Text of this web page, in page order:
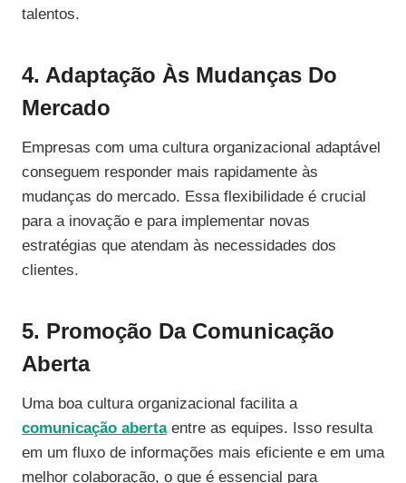
talentos.
4. Adaptação Às Mudanças Do
Mercado
Empresas com uma cultura organizacional adaptável
conseguem responder mais rapidamente às
mudanças do mercado. Essa flexibilidade é crucial
para a inovação e para implementar novas
estratégias que atendam às necessidades dos
clientes.
5. Promoção Da Comunicação
Aberta
Uma boa cultura organizacional facilita a
comunicação abertaentre as equipes. Isso resulta
em um fluxo de informações mais eficiente e em uma
melhor colaboração, o que é essencial para